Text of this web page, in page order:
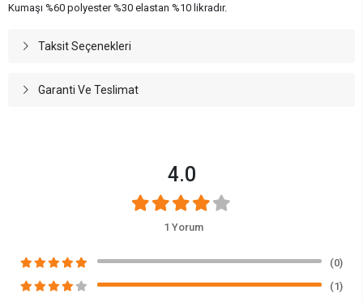
Kumaşı %60 polyester %30 elastan %10 likradır.
Taksit Seçenekleri
Garanti Ve Teslimat
4.0
1 Yorum
(0)
(1)